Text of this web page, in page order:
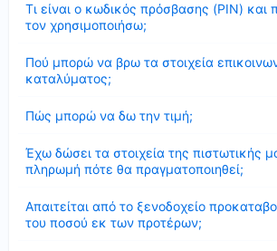
Τι είναι ο κωδικός πρόσβασης (PIN) και
τον χρησιμοποιήσω;
Πού μπορώ να βρω τα στοιχεία
καταλύματος;
Πώς μπορώ να δω την τιμή;
Έχω δώσει τα στοιχεία της πιστωτικής
πληρωμή πότε θα πραγματοποιηθεί;
Απαιτείται από το ξενοδοχείο
του ποσού εκ των προτέρων;